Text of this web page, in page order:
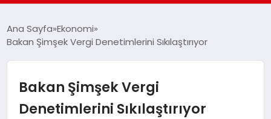
ADANA
YAŞAM
GÜNDEM
Ana Sayfa Ekonomi
Bakan Şimşek Vergi Denetimlerini Sıkılaştırıyor
Bakan Şimşek Vergi
Denetimlerini Sıkılaştırıyor